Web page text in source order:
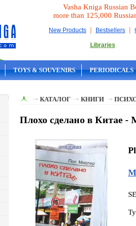
Vasha Kniga Russian
more than 125,000
New Products | Bestsellers |
Libraries
TOYS & SOUVENIRS PERIODICALS
КАТАЛОГ КНИГИ
Плохо сделано в Китае -